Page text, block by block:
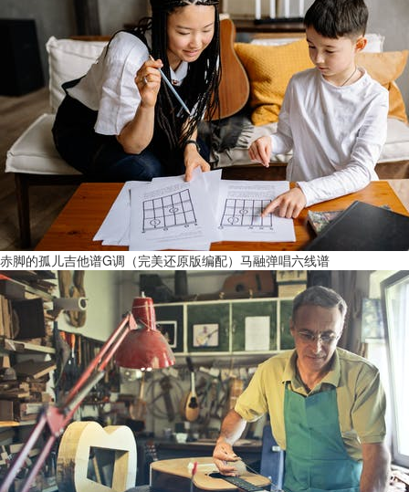
赤脚的孤儿吉他谱G调（完美还原版编配）马融弹唱六线谱